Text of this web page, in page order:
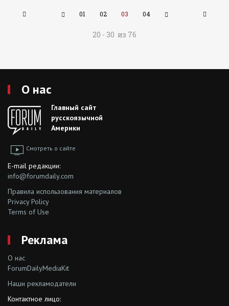
01 02 03 04
20 - 30 из 76
О нас
Главный сайт
русскоязычной
Америки
Смотреть о сайте
E-mail редакции:
info@forumdaily.com
Правила использования материалов
Privacy Policy
Terms of Use
Реклама
О нас
ForumDailyMediaKit
Наши рекламодатели
Контактное лицо: